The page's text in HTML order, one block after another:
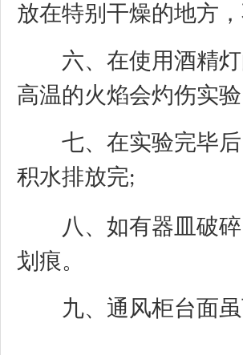
放在特别干燥的地方
六、在使用酒精灯
高温的火焰会灼伤实
七、在实验完毕后
积水排放完;
八、如有器皿破碎
划痕。
九、通风柜台面虽